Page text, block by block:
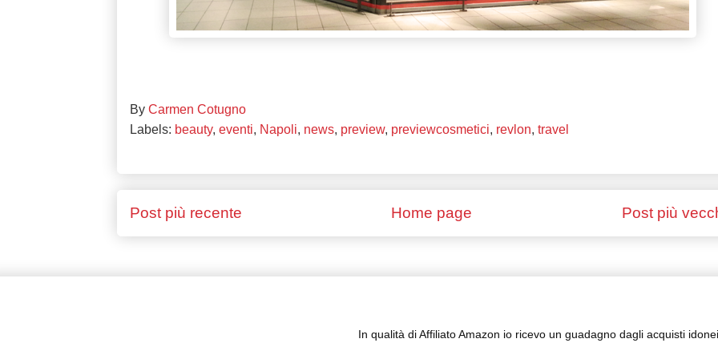
By Carmen Cotugno
Labels: beauty, eventi, Napoli, news, preview, previewcosmetici, revlon, travel
Post più recente Post più
Home page
In qualità di Affiliato Amazon io ricevo un guadagno dagli acquisti idonei